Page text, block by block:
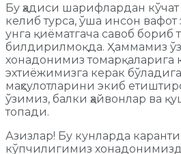
Бу ҳадиси шарифлардан
келиб турса, ўша инсон вафот
унга қиёматгача савоб бориб
билдирилмоқда. Ҳаммамиз
хонадонимиз томарқаларига
эхтиёжимизга керак
маҳсулотларини экиб
ўзимиз, балки ҳайвонлар ва
топади.
Азизлар! Бу кунларда
кўпчилигимиз